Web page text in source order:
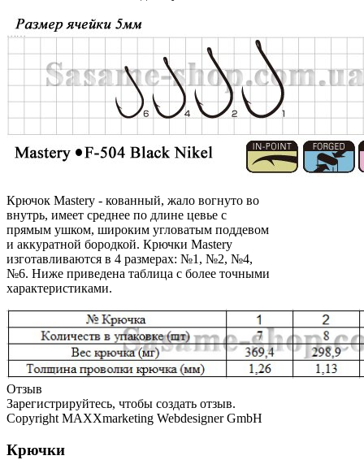
Крючок Mastery - кованный, жало вогнуто во
внутрь, имеет среднее по длине цевье с
прямым ушком, широким угловатым поддевом
и аккуратной бородкой. Крючки Mastery
изготавливаются в 4 размерах: №1, №2, №4,
№6. Ниже приведена таблица с более точными
характеристиками.
Отзыв
Зарегистрируйтесь, чтобы создать отзыв.
Copyright MAXXmarketing Webdesigner GmbH
Крючки